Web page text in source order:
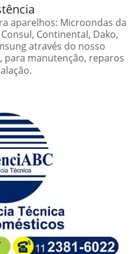
aparelhos: Microondas da
Continental, Dako,
através do nosso
, para manutenção, reparos